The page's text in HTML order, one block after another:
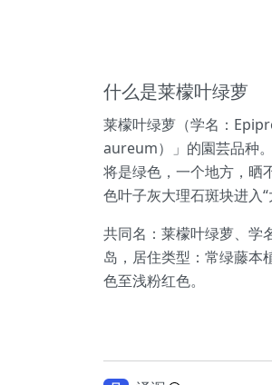
什么是莱檬叶绿萝
莱檬叶绿萝（学名：
aureum）」的園芸品种
将是绿色，一个地方，晒
色叶子灰大理石斑块进入
共同名：莱檬叶绿萝、
岛，居住类型：常绿藤本
色至浅粉红色。